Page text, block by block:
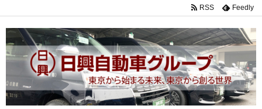
RSS Feedly